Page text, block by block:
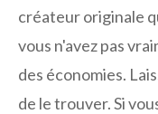
créateur originale
vous n'avez pas
des économies.
de le trouver. Si